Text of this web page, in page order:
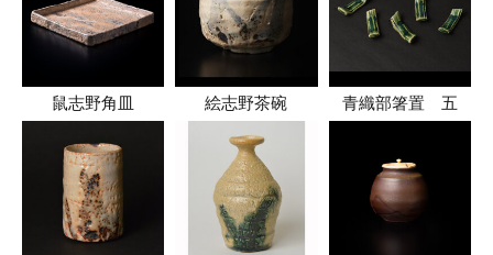
鼠志野角皿 絵志野茶碗 青織部箸置 五